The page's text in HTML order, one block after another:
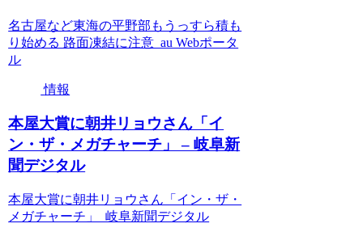
名古屋など東海の平野部もうっすら積も
り始める 路面凍結に注意 au Webポータ
ル
情報
本屋大賞に朝井リョウさん「イ
ン・ザ・メガチャーチ」 – 岐阜新
聞デジタル
本屋大賞に朝井リョウさん「イン・ザ・
メガチャーチ」 岐阜新聞デジタル